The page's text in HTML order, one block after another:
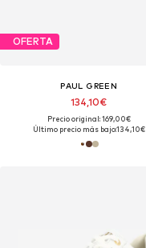
OFERTA
PAUL GREEN
134,10€
Precio original: 169,00€
Último precio más bajo:134,10€